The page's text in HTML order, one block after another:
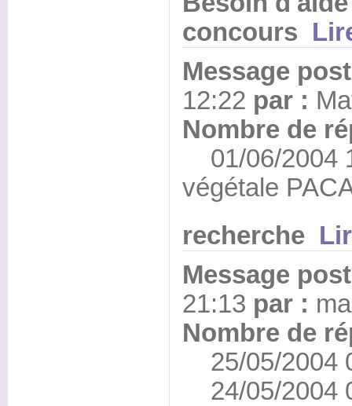
concours
Message
12:22 par :
Nombre de
01/06/2004
végétale
recherche
Message
21:13 par :
Nombre de
25/05/2004
24/05/2004